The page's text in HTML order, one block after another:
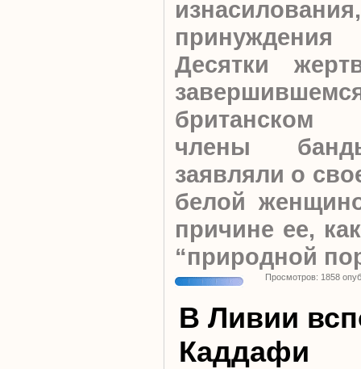
принуждения
Десятки
британском
члены
заявляли о
белой
причине ее,
“природной
Просмотров: 1858
В Ливии
Каддафи